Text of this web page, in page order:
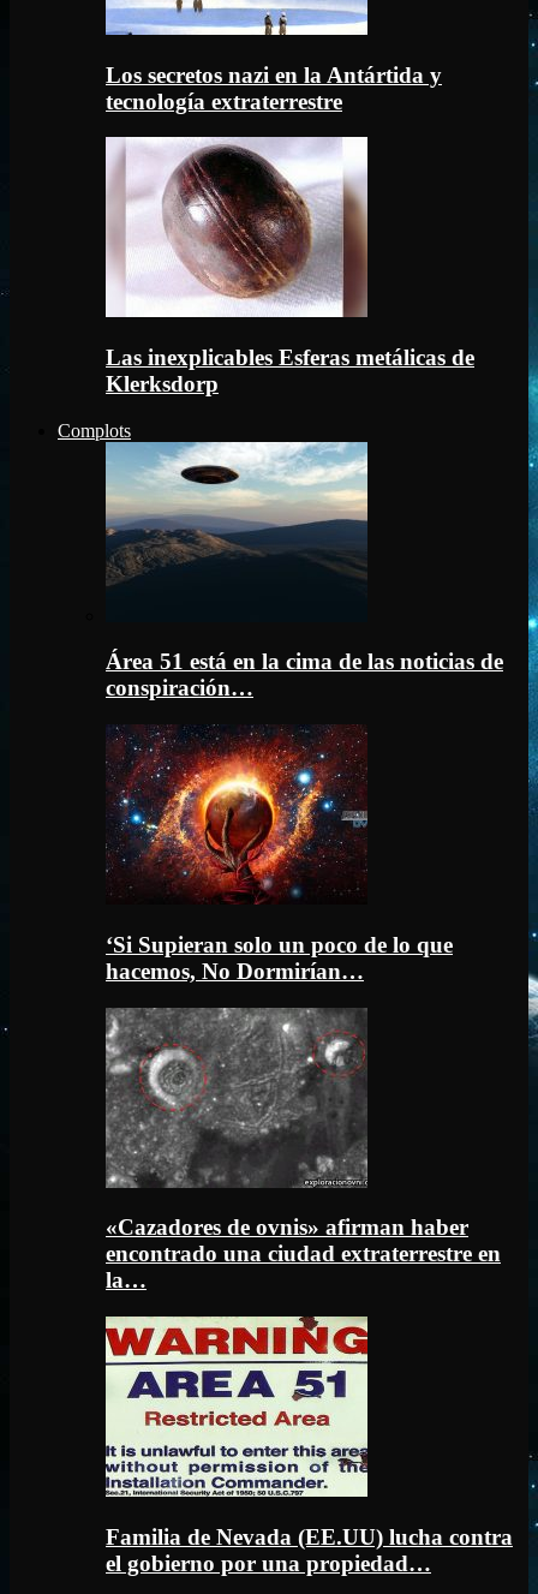
Los secretos nazi en la Antártida y
tecnología extraterrestre
Las inexplicables Esferas metálicas de
Klerksdorp
Complots
Área 51 está en la cima de las noticias de
conspiración…
‘Si Supieran solo un poco de lo que
hacemos, No Dormirían…
«Cazadores de ovnis» afirman haber
encontrado una ciudad extraterrestre en
la…
Familia de Nevada (EE.UU) lucha contra
el gobierno por una propiedad…